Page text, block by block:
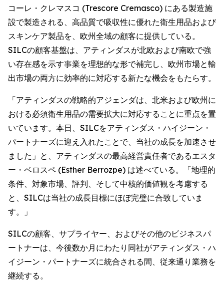
コーレ・クレマスコ (Trescore Cremasco) にある製造施
設で製造される、高品質で吸収性に優れた衛生用品および
スキンケア製品を、欧州全域の顧客に提供している。
SILCの顧客基盤は、アティンダスが北欧および南欧で強
い存在感を示す事業を理想的な形で補完し、欧州市場と輸
出市場の両方に効率的に対応する新たな機会をもたらす。
「アティンダスの戦略的アジェンダは、北米および欧州に
おける必須衛生用品の需要拡大に対応することに重点を置
いています。本日、SILCをアティンダス・ハイジーン・
パートナーズに迎え入れたことで、当社の成長を加速させ
ました」と、アティンダスの最高経営責任者であるエスタ
ー・ベロスペ (Esther Berrozpe) は述べている。「地理的
条件、対象市場、評判、そして中核的価値観を考慮する
と、SILCは当社の成長目標にほぼ完璧に合致していま
す。」
SILCの顧客、サプライヤー、およびその他のビジネスパ
ートナーは、今後数か月にわたり同社がアティンダス・ハ
イジーン・パートナーズに統合される間、従来通り業務を
継続する。